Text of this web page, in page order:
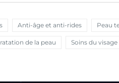
Anti-âge et anti-rides Peau
de la peau Soins du